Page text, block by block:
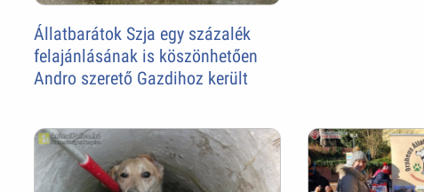
Állatbarátok Szja egy százalék
felajánlásának is köszönhetően
Andro szerető Gazdihoz került